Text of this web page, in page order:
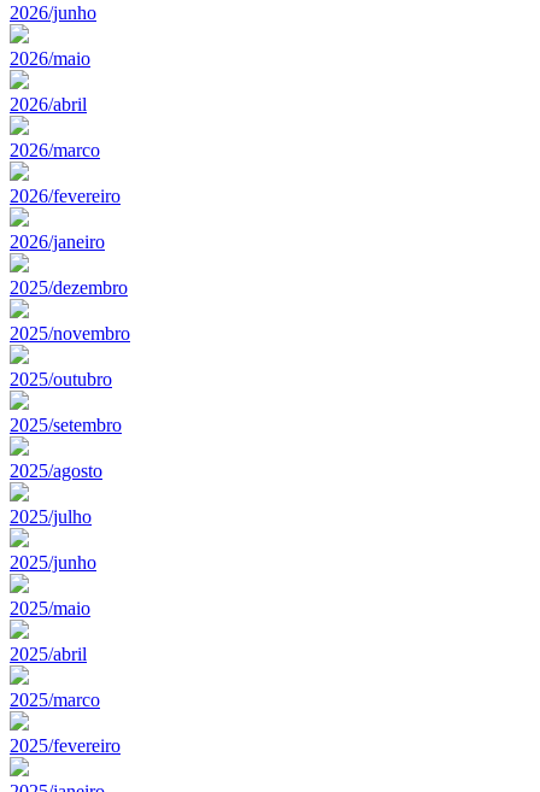
2026/junho
2026/maio
2026/abril
2026/marco
2026/fevereiro
2026/janeiro
2025/dezembro
2025/novembro
2025/outubro
2025/setembro
2025/agosto
2025/julho
2025/junho
2025/maio
2025/abril
2025/marco
2025/fevereiro